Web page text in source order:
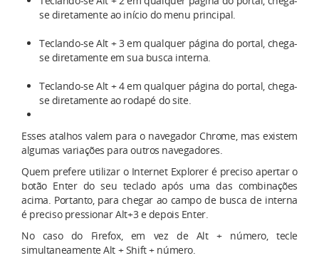
se diretamente ao início do menu principal.
Teclando-se Alt + 3 em qualquer página do portal, chega-
se diretamente em sua busca interna.
Teclando-se Alt + 4 em qualquer página do portal, chega-
se diretamente ao rodapé do site.
Esses atalhos valem para o navegador Chrome, mas existem
algumas variações para outros navegadores.
Quem prefere utilizar o Internet Explorer é preciso apertar o
botão Enter do seu teclado após uma das combinações
acima. Portanto, para chegar ao campo de busca de interna
é preciso pressionar Alt+3 e depois Enter.
No caso do Firefox, em vez de Alt + número, tecle
simultaneamente Alt + Shift + número.